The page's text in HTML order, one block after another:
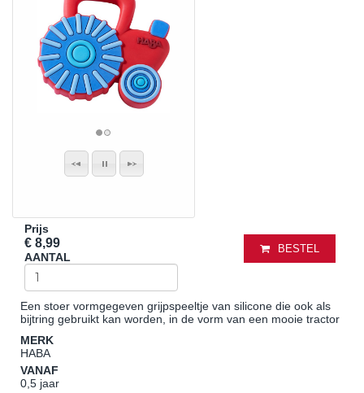
Prijs
€ 8,99
AANTAL
BESTEL
Een stoer vormgegeven grijpspeeltje van silicone die ook als
bijtring gebruikt kan worden, in de vorm van een mooie tractor
MERK
HABA
VANAF
0,5 jaar